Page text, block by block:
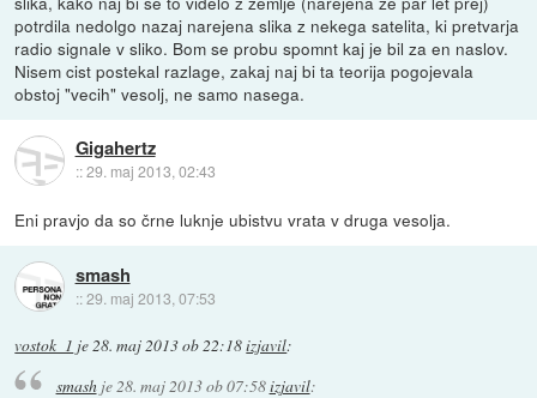
potrdila nedolgo nazaj narejena slika z nekega satelita, ki pretvarja
radio signale v sliko. Bom se probu spomnt kaj je bil za en naslov.
Nisem cist postekal razlage, zakaj naj bi ta teorija pogojevala
obstoj "vecih" vesolj, ne samo nasega.
Gigahertz
::29. maj 2013, 02:43
Eni pravjo da so črne luknje ubistvu vrata v druga vesolja.
smash
::29. maj 2013, 07:53
vostok_1 je28. maj 2013 ob 22:18izjavil:
smashje 28. maj 2013 ob 07:58izjavil: